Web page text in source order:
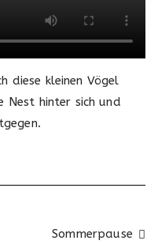
diese kleinen Vögel
Nest hinter sich und
Sommerpause